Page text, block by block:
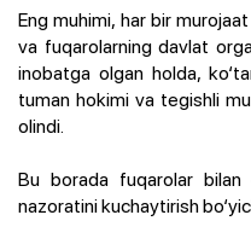
Eng muhimi, har bir
va fuqarolarning davlat
inobatga olgan holda,
tuman hokimi va tegishli
olindi.
Bu borada fuqarolar
nazoratini kuchaytirish